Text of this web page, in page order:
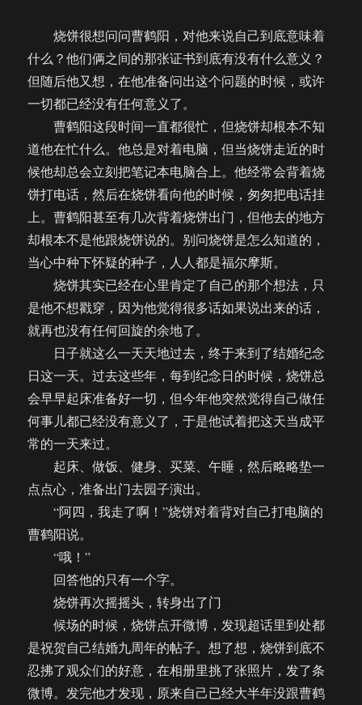
烧饼很想问问曹鹤阳，对他来说自己到底意味着
什么？他们俩之间的那张证书到底有没有什么意义？
但随后他又想，在他准备问出这个问题的时候，或许
一切都已经没有任何意义了。
曹鹤阳这段时间一直都很忙，但烧饼却根本不知
道他在忙什么。他总是对着电脑，但当烧饼走近的时
候他却总会立刻把笔记本电脑合上。他经常会背着烧
饼打电话，然后在烧饼看向他的时候，匆匆把电话挂
上。曹鹤阳甚至有几次背着烧饼出门，但他去的地方
却根本不是他跟烧饼说的。别问烧饼是怎么知道的，
当心中种下怀疑的种子，人人都是福尔摩斯。
烧饼其实已经在心里肯定了自己的那个想法，只
是他不想戳穿，因为他觉得很多话如果说出来的话，
就再也没有任何回旋的余地了。
日子就这么一天天地过去，终于来到了结婚纪念
日这一天。过去这些年，每到纪念日的时候，烧饼总
会早早起床准备好一切，但今年他突然觉得自己做任
何事儿都已经没有意义了，于是他试着把这天当成平
常的一天来过。
起床、做饭、健身、买菜、午睡，然后略略垫一
点点心，准备出门去园子演出。
“阿四，我走了啊！”烧饼对着背对自己打电脑的
曹鹤阳说。
“哦！”
回答他的只有一个字。
烧饼再次摇摇头，转身出了门
候场的时候，烧饼点开微博，发现超话里到处都
是祝贺自己结婚九周年的帖子。想了想，烧饼到底不
忍拂了观众们的好意，在相册里挑了张照片，发了条
微博。发完他才发现，原来自己已经大半年没跟曹鹤